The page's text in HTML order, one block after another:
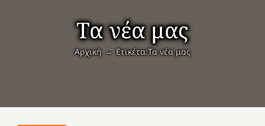
Τα νέα μας
Αρχική Ετικέτα:Τα νέα μας